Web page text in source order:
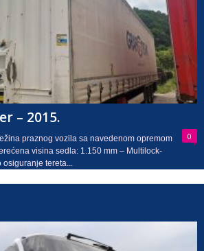
– 2015.
0
praznog vozila sa navedenom opremom
visina sedla: 1.150 mm – Multilock-
tereta...